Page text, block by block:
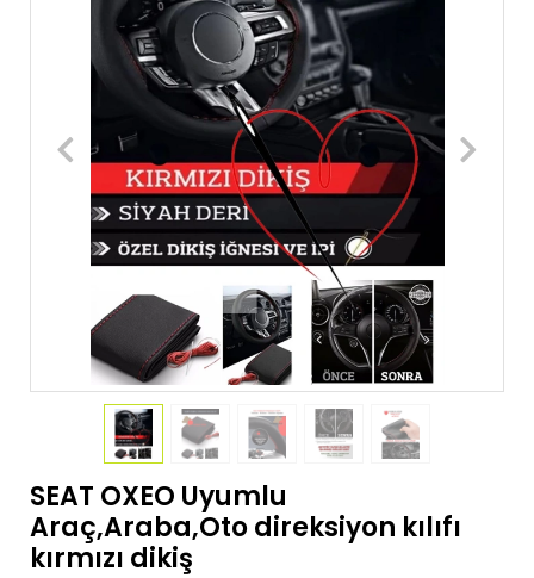
SEAT OXEO Uyumlu
Araç,Araba,Oto direksiyon kılıfı
kırmızı dikiş